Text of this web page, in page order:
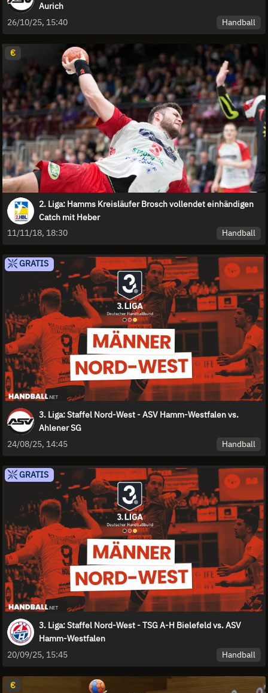
Aurich
26/10/25, 15:40
Handball
€
2. Liga: Hamms Kreisläufer Brosch vollendet einhändigen
Catch mit Heber
11/11/18, 18:30
Handball
GRATIS
3. Liga: Staffel Nord-West - ASV Hamm-Westfalen vs.
Ahlener SG
24/08/25, 14:45
Handball
GRATIS
3. Liga: Staffel Nord-West - TSG A-H Bielefeld vs. ASV
Hamm-Westfalen
20/09/25, 15:45
Handball
€